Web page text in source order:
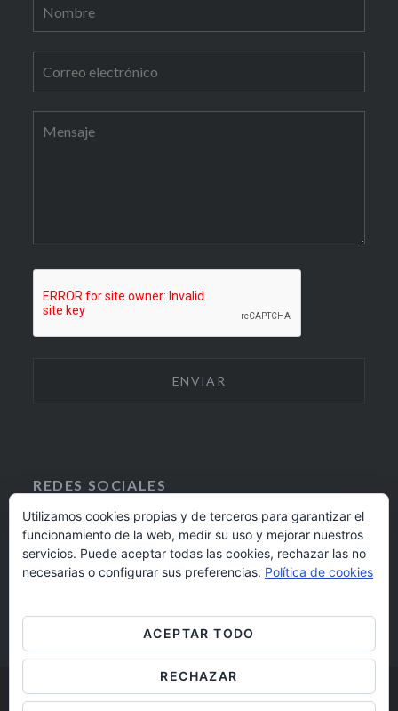
REDES SOCIALES
I
N
S
A
R
M
F
A
C
B
O
924 17 16 20
Barrio Alto Badajoz © 2019
Utilizamos cookies propias y de terceros para garantizar el
funcionamiento de la web, medir su uso y mejorar nuestros
servicios. Puede aceptar todas las cookies, rechazar las no
necesarias o configurar sus preferencias. Política de cookies
ACEPTAR TODO
RECHAZAR